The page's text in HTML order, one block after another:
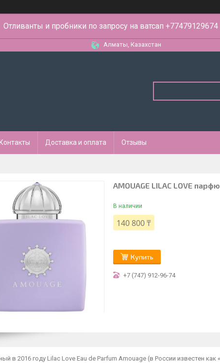
Отливанты и пробники по запросу на ватсап +77479129674
Алматы, Казахстан
Контакты Доставка и оплата Отзывы
AMOUAGE LILAC LOVE
В наличии
140 800 ₸
Купить
+7 (747) 912-96-74
в 2016 году Lilac Love Eau de Parfum Amouage (в России известен